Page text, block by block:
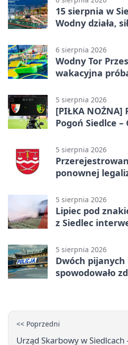
15 sierpnia w
Wodny działa,
6 sierpnia 2026
Wodny Tor
wakacyjna
5 sierpnia 2026
[PIŁKA NOŻNA]
Pogoń Siedlce –
5 sierpnia 2026
ponownej
5 sierpnia 2026
Lipiec pod
z Siedlec
5 sierpnia 2026
Dwóch
spowodowało
<< Poprzedni
Urząd Skarbowy w